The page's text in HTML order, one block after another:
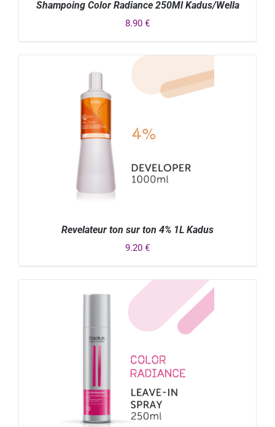
DÉTAILS
Shampoing Color Radiance 250Ml Kadus/Wella
8.90 €
DÉTAILS
Revelateur ton sur ton 4% 1L Kadus
9.20 €